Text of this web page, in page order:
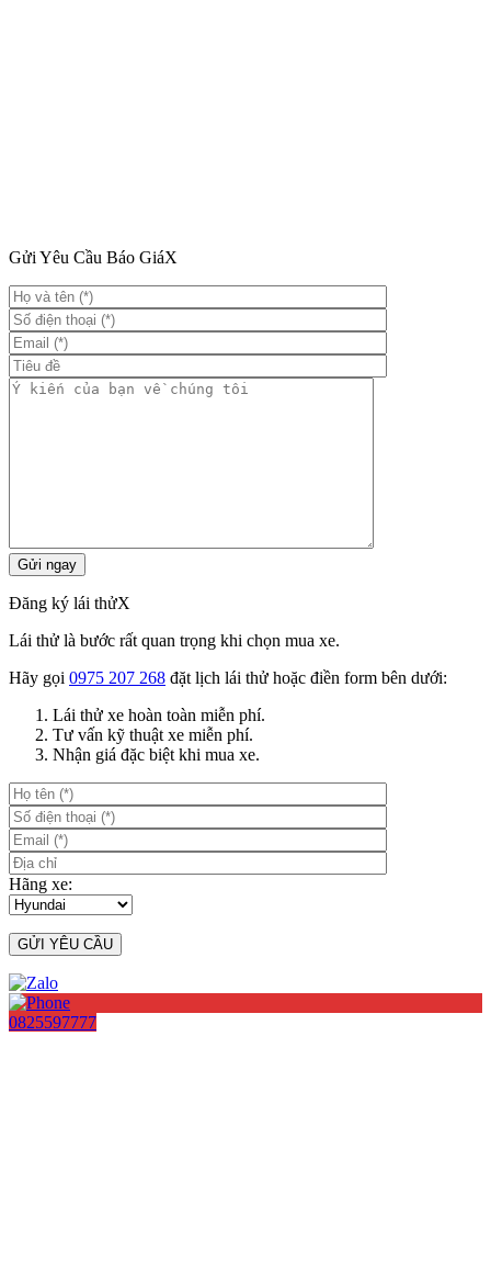
Gửi Yêu Cầu Báo GiáX
Đăng ký lái thửX
Lái thử là bước rất quan trọng khi chọn mua xe.
Hãy gọi 0975 207 268 đặt lịch lái thử hoặc điền form bên dưới:
Lái thử xe hoàn toàn miễn phí.
Tư vấn kỹ thuật xe miễn phí.
Nhận giá đặc biệt khi mua xe.
Hãng xe:
0825597777